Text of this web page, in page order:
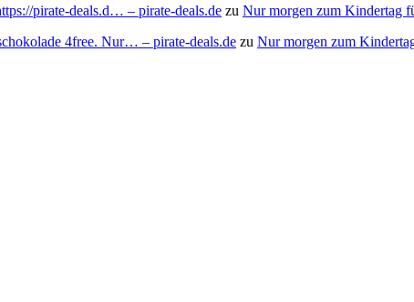
pirate-deals.d… – pirate-deals.de zu Nur morgen zum Kindertag
4free. Nur… – pirate-deals.de zu Nur morgen zum